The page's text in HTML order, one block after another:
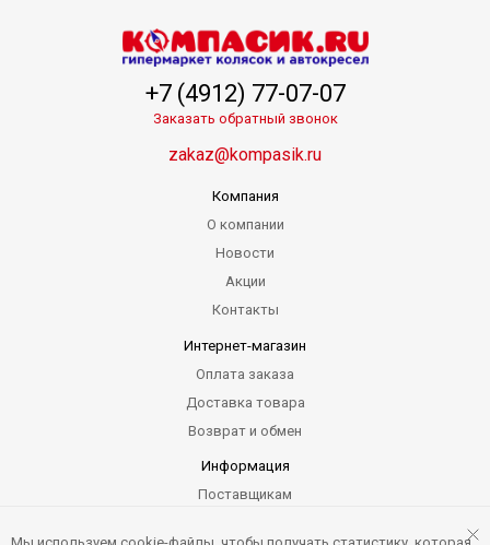
+7 (4912) 77-07-07
Заказать обратный звонок
zakaz@kompasik.ru
Компания
О компании
Новости
Акции
Контакты
Интернет-магазин
Оплата заказа
Доставка товара
Возврат и обмен
Информация
Поставщикам